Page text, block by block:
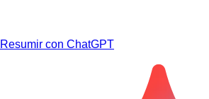
Resumir con ChatGPT